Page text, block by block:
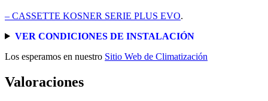
– CASSETTE KOSNER SERIE PLUS EVO.
VER CONDICIONES DE INSTALACIÓN
Los esperamos en nuestro Sitio Web de Climatización
Valoraciones